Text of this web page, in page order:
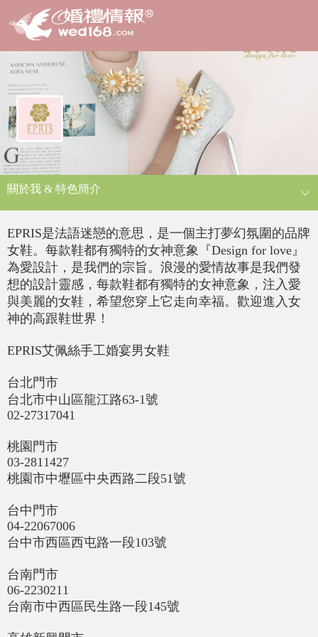
關於我 & 特色簡介
EPRIS是法語迷戀的意思，是一個主打夢幻氛圍的品牌
女鞋。每款鞋都有獨特的女神意象『Design for love』
為愛設計，是我們的宗旨。浪漫的愛情故事是我們發
想的設計靈感，每款鞋都有獨特的女神意象，注入愛
與美麗的女鞋，希望您穿上它走向幸福。歡迎進入女
神的高跟鞋世界！
EPRIS艾佩絲手工婚宴男女鞋
台北門市
台北市中山區龍江路63-1號
02-27317041
桃園門市
03-2811427
桃園市中壢區中央西路二段51號
台中門市
04-22067006
台中市西區西屯路一段103號
台南門市
06-2230211
台南市中西區民生路一段145號